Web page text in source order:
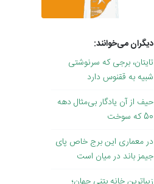
دیگران می‌خوانند:
تایتان، برجی که سرنوشتی
شبیه به ققنوس دارد
حیف از آن یادگار بی‌مثال دهه
50 که سوخت
در معماری این برج خاص پای
جیمز باند در میان است